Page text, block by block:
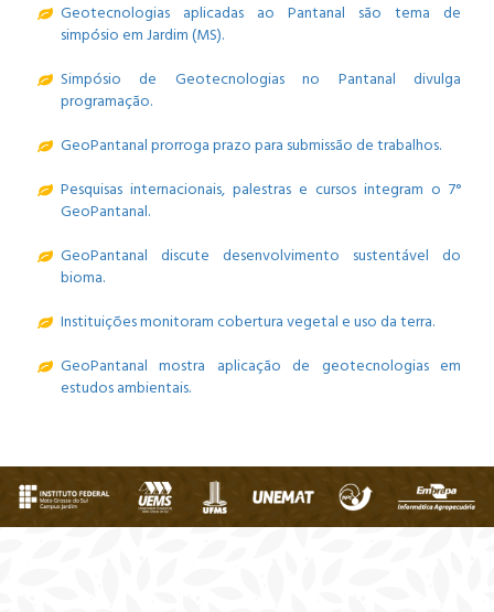
Geotecnologias aplicadas ao Pantanal são tema de
simpósio em Jardim (MS).
Simpósio de Geotecnologias no Pantanal divulga
programação.
GeoPantanal prorroga prazo para submissão de trabalhos.
Pesquisas internacionais, palestras e cursos integram o 7°
GeoPantanal.
GeoPantanal discute desenvolvimento sustentável do
bioma.
Instituições monitoram cobertura vegetal e uso da terra.
GeoPantanal mostra aplicação de geotecnologias em
estudos ambientais.